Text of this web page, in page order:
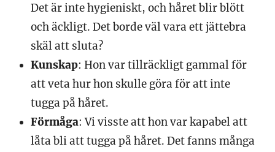
Det är inte hygieniskt, och håret blir blött
och äckligt. Det borde väl vara ett jättebra
skäl att sluta?
Kunskap: Hon var tillräckligt gammal för
att veta hur hon skulle göra för att inte
tugga på håret.
Förmåga: Vi visste att hon var kapabel att
låta bli att tugga på håret. Det fanns många